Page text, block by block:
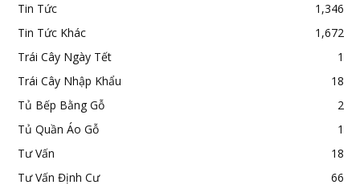
Tin Tức
1,346
Tin Tức Khác
1,672
Trái Cây Ngày Tết
1
Trái Cây Nhập Khẩu
18
Tủ Bếp Bằng Gỗ
2
Tủ Quần Áo Gỗ
1
Tư Vấn
18
Tư Vấn Định Cư
66